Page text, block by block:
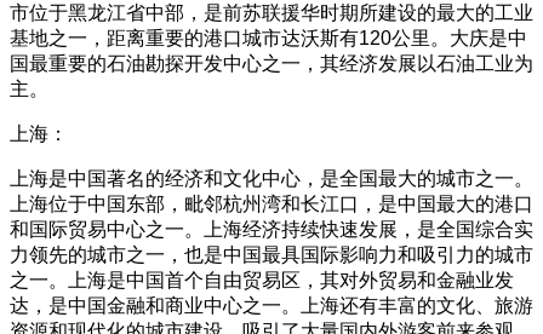
市位于黑龙江省中部，是前苏联援华时期所建设的最大的工业
基地之一，距离重要的港口城市达沃斯有120公里。大庆是中
国最重要的石油勘探开发中心之一，其经济发展以石油工业为
主。
上海：
上海是中国著名的经济和文化中心，是全国最大的城市之一。
上海位于中国东部，毗邻杭州湾和长江口，是中国最大的港口
和国际贸易中心之一。上海经济持续快速发展，是全国综合实
力领先的城市之一，也是中国最具国际影响力和吸引力的城市
之一。上海是中国首个自由贸易区，其对外贸易和金融业发
达，是中国金融和商业中心之一。上海还有丰富的文化、旅游